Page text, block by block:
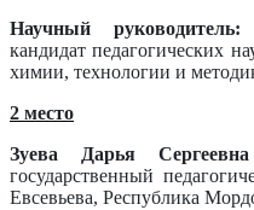
Научный руководитель:
кандидат педагогических
химии, технологии и
2 место
Зуева Дарья Сергеевна
государственный
Евсевьева, Республика